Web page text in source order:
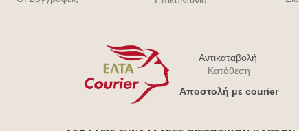
Αντικαταβολή
Κατάθεση
Aποστολή με courier